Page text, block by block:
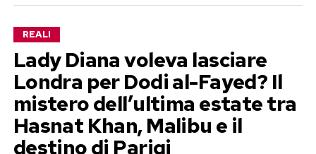
REALI
Lady Diana voleva lasciare
Londra per Dodi al-Fayed? Il
mistero dell’ultima estate tra
Hasnat Khan, Malibu e il
destino di Parigi